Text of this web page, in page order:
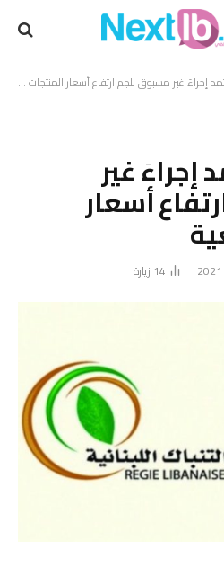
إجراءَ غير مسبوق للجم ارتفاع أسعار المنتجات التبغية
إجراءَ غير
أسعار
14 زيارة